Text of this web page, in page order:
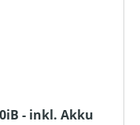
- inkl. Akku